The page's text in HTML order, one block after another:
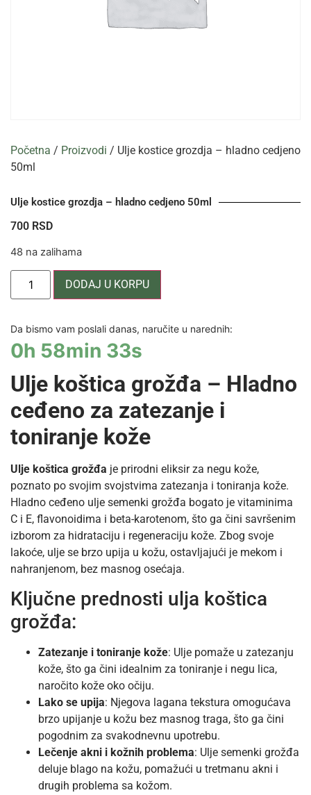
Početna / Proizvodi / Ulje kostice grozdja – hladno cedjeno
50ml
Ulje kostice grozdja – hladno cedjeno 50ml
700 RSD
48 na zalihama
DODAJ U KORPU
Da bismo vam poslali danas, naručite u narednih:
0h 58min 33s
Ulje koštica grožđa – Hladno
ceđeno za zatezanje i
toniranje kože
Ulje koštica grožđa je prirodni eliksir za negu kože,
poznato po svojim svojstvima zatezanja i toniranja kože.
Hladno ceđeno ulje semenki grožđa bogato je vitaminima
C i E, flavonoidima i beta-karotenom, što ga čini savršenim
izborom za hidrataciju i regeneraciju kože. Zbog svoje
lakoće, ulje se brzo upija u kožu, ostavljajući je mekom i
nahranjenom, bez masnog osećaja.
Ključne prednosti ulja koštica
grožđa:
Zatezanje i toniranje kože: Ulje pomaže u zatezanju
kože, što ga čini idealnim za toniranje i negu lica,
naročito kože oko očiju.
Lako se upija: Njegova lagana tekstura omogućava
brzo upijanje u kožu bez masnog traga, što ga čini
pogodnim za svakodnevnu upotrebu.
Lečenje akni i kožnih problema: Ulje semenki grožđa
deluje blago na kožu, pomažući u tretmanu akni i
drugih problema sa kožom.